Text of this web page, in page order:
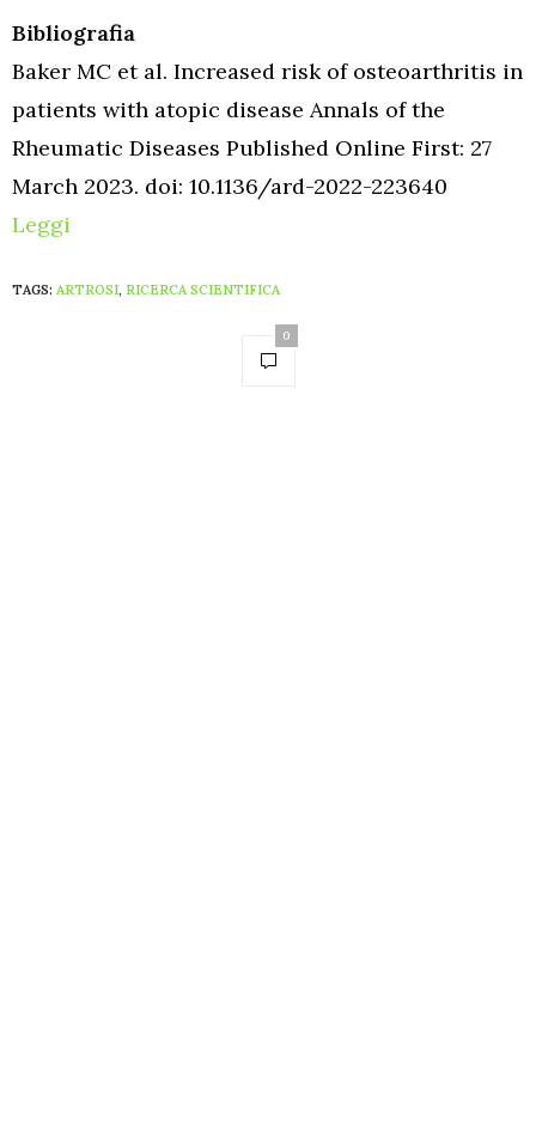
Bibliografia
Baker MC et al. Increased risk of osteoarthritis in
patients with atopic disease Annals of the
Rheumatic Diseases Published Online First: 27
March 2023. doi: 10.1136/ard-2022-223640
Leggi
TAGS: ARTROSI, RICERCA SCIENTIFICA
0